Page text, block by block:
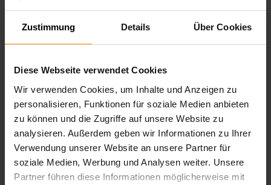
Zustimmung Details Über Cookies
Diese Webseite verwendet Cookies
Wir verwenden Cookies, um Inhalte und Anzeigen zu
personalisieren, Funktionen für soziale Medien anbieten
zu können und die Zugriffe auf unsere Website zu
analysieren. Außerdem geben wir Informationen zu Ihrer
Verwendung unserer Website an unsere Partner für
soziale Medien, Werbung und Analysen weiter. Unsere
Partner führen diese Informationen möglicherweise mit
Valheim
Server-Hosting
All Games